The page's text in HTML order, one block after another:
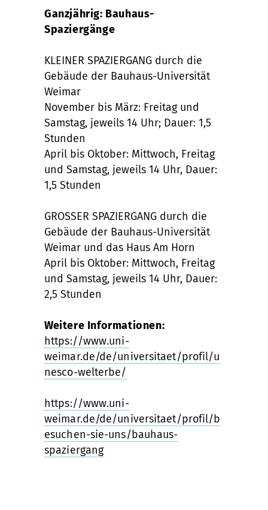
Ganzjährig: Bauhaus-
Spaziergänge
KLEINER SPAZIERGANG durch die
Gebäude der Bauhaus-Universität
Weimar
November bis März: Freitag und
Samstag, jeweils 14 Uhr; Dauer: 1,5
Stunden
April bis Oktober: Mittwoch, Freitag
und Samstag, jeweils 14 Uhr, Dauer:
1,5 Stunden
GROSSER SPAZIERGANG durch die
Gebäude der Bauhaus-Universität
Weimar und das Haus Am Horn
April bis Oktober: Mittwoch, Freitag
und Samstag, jeweils 14 Uhr, Dauer:
2,5 Stunden
Weitere Informationen:
https://www.uni-
weimar.de/de/universitaet/profil/u
nesco-welterbe/
https://www.uni-
weimar.de/de/universitaet/profil/b
esuchen-sie-uns/bauhaus-
spaziergang